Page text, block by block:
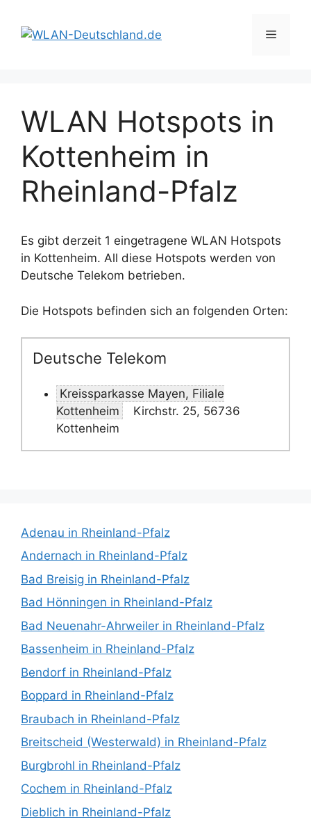
Inhalt
springen
Menü
WLAN Hotspots in
Kottenheim in
Rheinland-Pfalz
Es gibt derzeit 1 eingetragene WLAN Hotspots
in Kottenheim. All diese Hotspots werden von
Deutsche Telekom betrieben.
Die Hotspots befinden sich an folgenden Orten:
Deutsche Telekom
Kreissparkasse Mayen, Filiale
Kottenheim
Kirchstr. 25, 56736
Kottenheim
Adenau in Rheinland-Pfalz
Andernach in Rheinland-Pfalz
Bad Breisig in Rheinland-Pfalz
Bad Hönningen in Rheinland-Pfalz
Bad Neuenahr-Ahrweiler in Rheinland-Pfalz
Bassenheim in Rheinland-Pfalz
Bendorf in Rheinland-Pfalz
Boppard in Rheinland-Pfalz
Braubach in Rheinland-Pfalz
Breitscheid (Westerwald) in Rheinland-Pfalz
Burgbrohl in Rheinland-Pfalz
Cochem in Rheinland-Pfalz
Dieblich in Rheinland-Pfalz